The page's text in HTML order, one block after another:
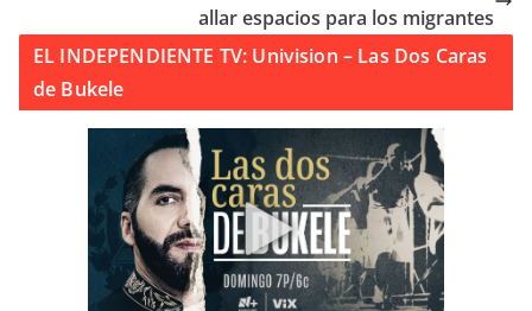
allar espacios para los migrantes
EL INDEPENDIENTE TV: Univision – Las Dos Caras
de Bukele